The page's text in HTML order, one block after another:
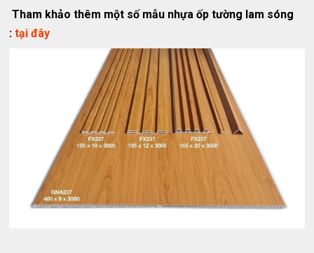
Tham khảo thêm một số mẫu nhựa ốp tường lam sóng
:tại đây